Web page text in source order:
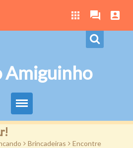
Amiguinho
> Brincadeiras > Encontre